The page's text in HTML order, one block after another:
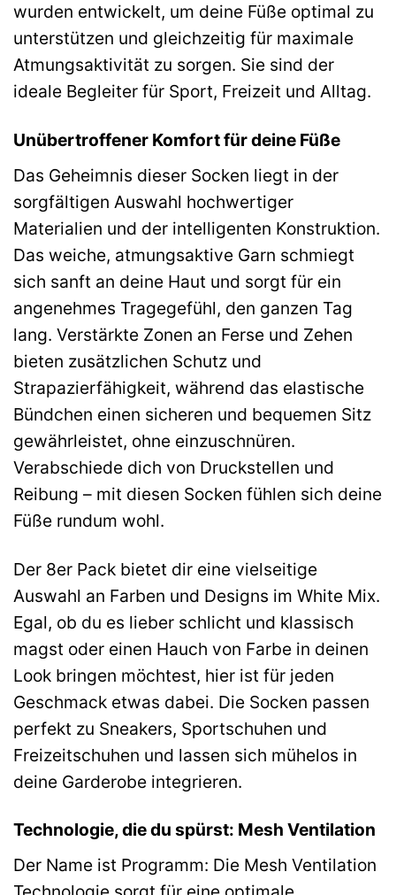
wurden entwickelt, um deine Füße optimal zu
unterstützen und gleichzeitig für maximale
Atmungsaktivität zu sorgen. Sie sind der
ideale Begleiter für Sport, Freizeit und Alltag.
Unübertroffener Komfort für deine Füße
Das Geheimnis dieser Socken liegt in der
sorgfältigen Auswahl hochwertiger
Materialien und der intelligenten Konstruktion.
Das weiche, atmungsaktive Garn schmiegt
sich sanft an deine Haut und sorgt für ein
angenehmes Tragegefühl, den ganzen Tag
lang. Verstärkte Zonen an Ferse und Zehen
bieten zusätzlichen Schutz und
Strapazierfähigkeit, während das elastische
Bündchen einen sicheren und bequemen Sitz
gewährleistet, ohne einzuschnüren.
Verabschiede dich von Druckstellen und
Reibung – mit diesen Socken fühlen sich deine
Füße rundum wohl.
Der 8er Pack bietet dir eine vielseitige
Auswahl an Farben und Designs im White Mix.
Egal, ob du es lieber schlicht und klassisch
magst oder einen Hauch von Farbe in deinen
Look bringen möchtest, hier ist für jeden
Geschmack etwas dabei. Die Socken passen
perfekt zu Sneakers, Sportschuhen und
Freizeitschuhen und lassen sich mühelos in
deine Garderobe integrieren.
Technologie, die du spürst: Mesh Ventilation
Der Name ist Programm: Die Mesh Ventilation